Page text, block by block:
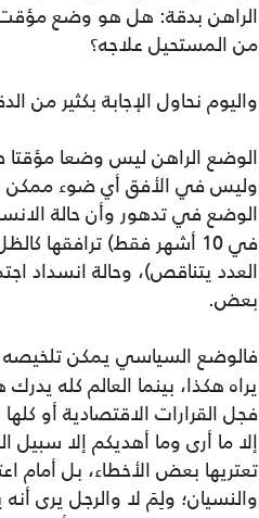
الراهن بدقة: هل هو وضع مؤقت
من المستحيل علاجه؟
واليوم نحاول الإجابة بكثير من
الوضع الراهن ليس وضعا مؤقتا
وليس في الأفق أي ضوء ممكن أو
الوضع في تدهور وأن حالة
في 10 أشهر فقط)
العدد يتناقص)، وحالة
بعض.
فالوضع السياسي يمكن
يراه هكذا، بينما العالم كله
فجل القرارات الاقتصادية أو
إلا ما أرى وما أهديكم إلا
تعتريها بعض الأخطاء، بل أمام
والنسيان؛ ولِمَ لا والرجل يرى